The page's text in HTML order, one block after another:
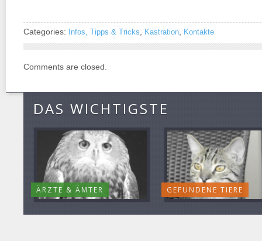
Categories: Infos, Tipps & Tricks Kastration Kontakte
Comments are closed.
DAS WICHTIGSTE
ÄRZTE & ÄMTER GEFUNDENE TIERE